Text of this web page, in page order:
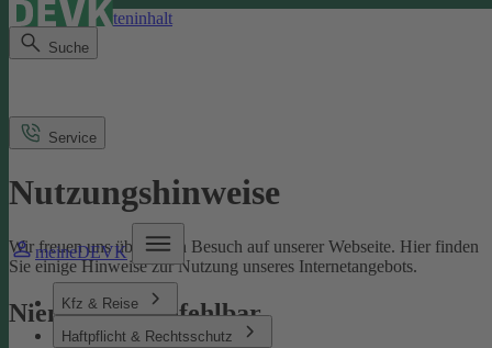
Direkt zum Seiteninhalt
Suche
meineDEVK
Kfz & Reise
Haftpflicht & Rechtsschutz
Service
Nutzungshinweise
Wir freuen uns über Ihren Besuch auf unserer Webseite. Hier finden
Sie einige Hinweise zur Nutzung unseres Internetangebots.
Niemand ist unfehlbar